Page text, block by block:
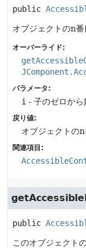
public
オブジェクトのn
オーバーライド:
パラメータ:
i - 子のゼロから
戻り値:
オブジェクトの
関連項目:
public
このオブジェクト